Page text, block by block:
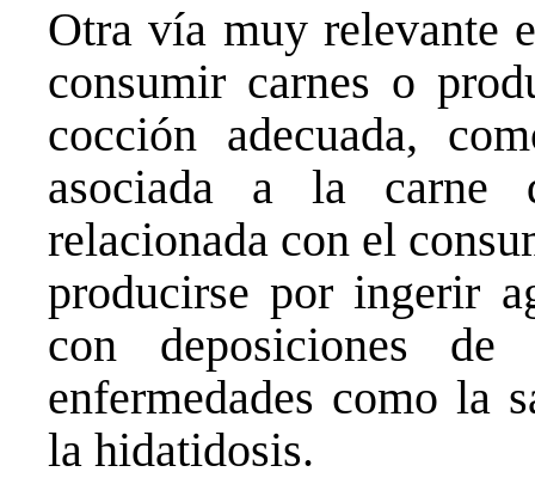
Otra vía muy relevante
consumir carnes o
cocción adecuada,
asociada a la carne
relacionada con el
producirse por ingerir
con deposiciones
enfermedades como la
la hidatidosis.